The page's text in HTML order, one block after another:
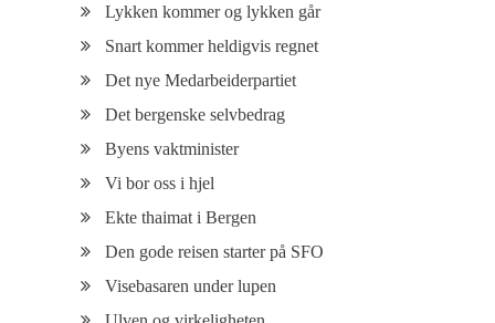
Lykken kommer og lykken går
Snart kommer heldigvis regnet
Det nye Medarbeiderpartiet
Det bergenske selvbedrag
Byens vaktminister
Vi bor oss i hjel
Ekte thaimat i Bergen
Den gode reisen starter på SFO
Visebasaren under lupen